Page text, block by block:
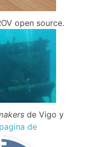
open source.
de Vigo y
de